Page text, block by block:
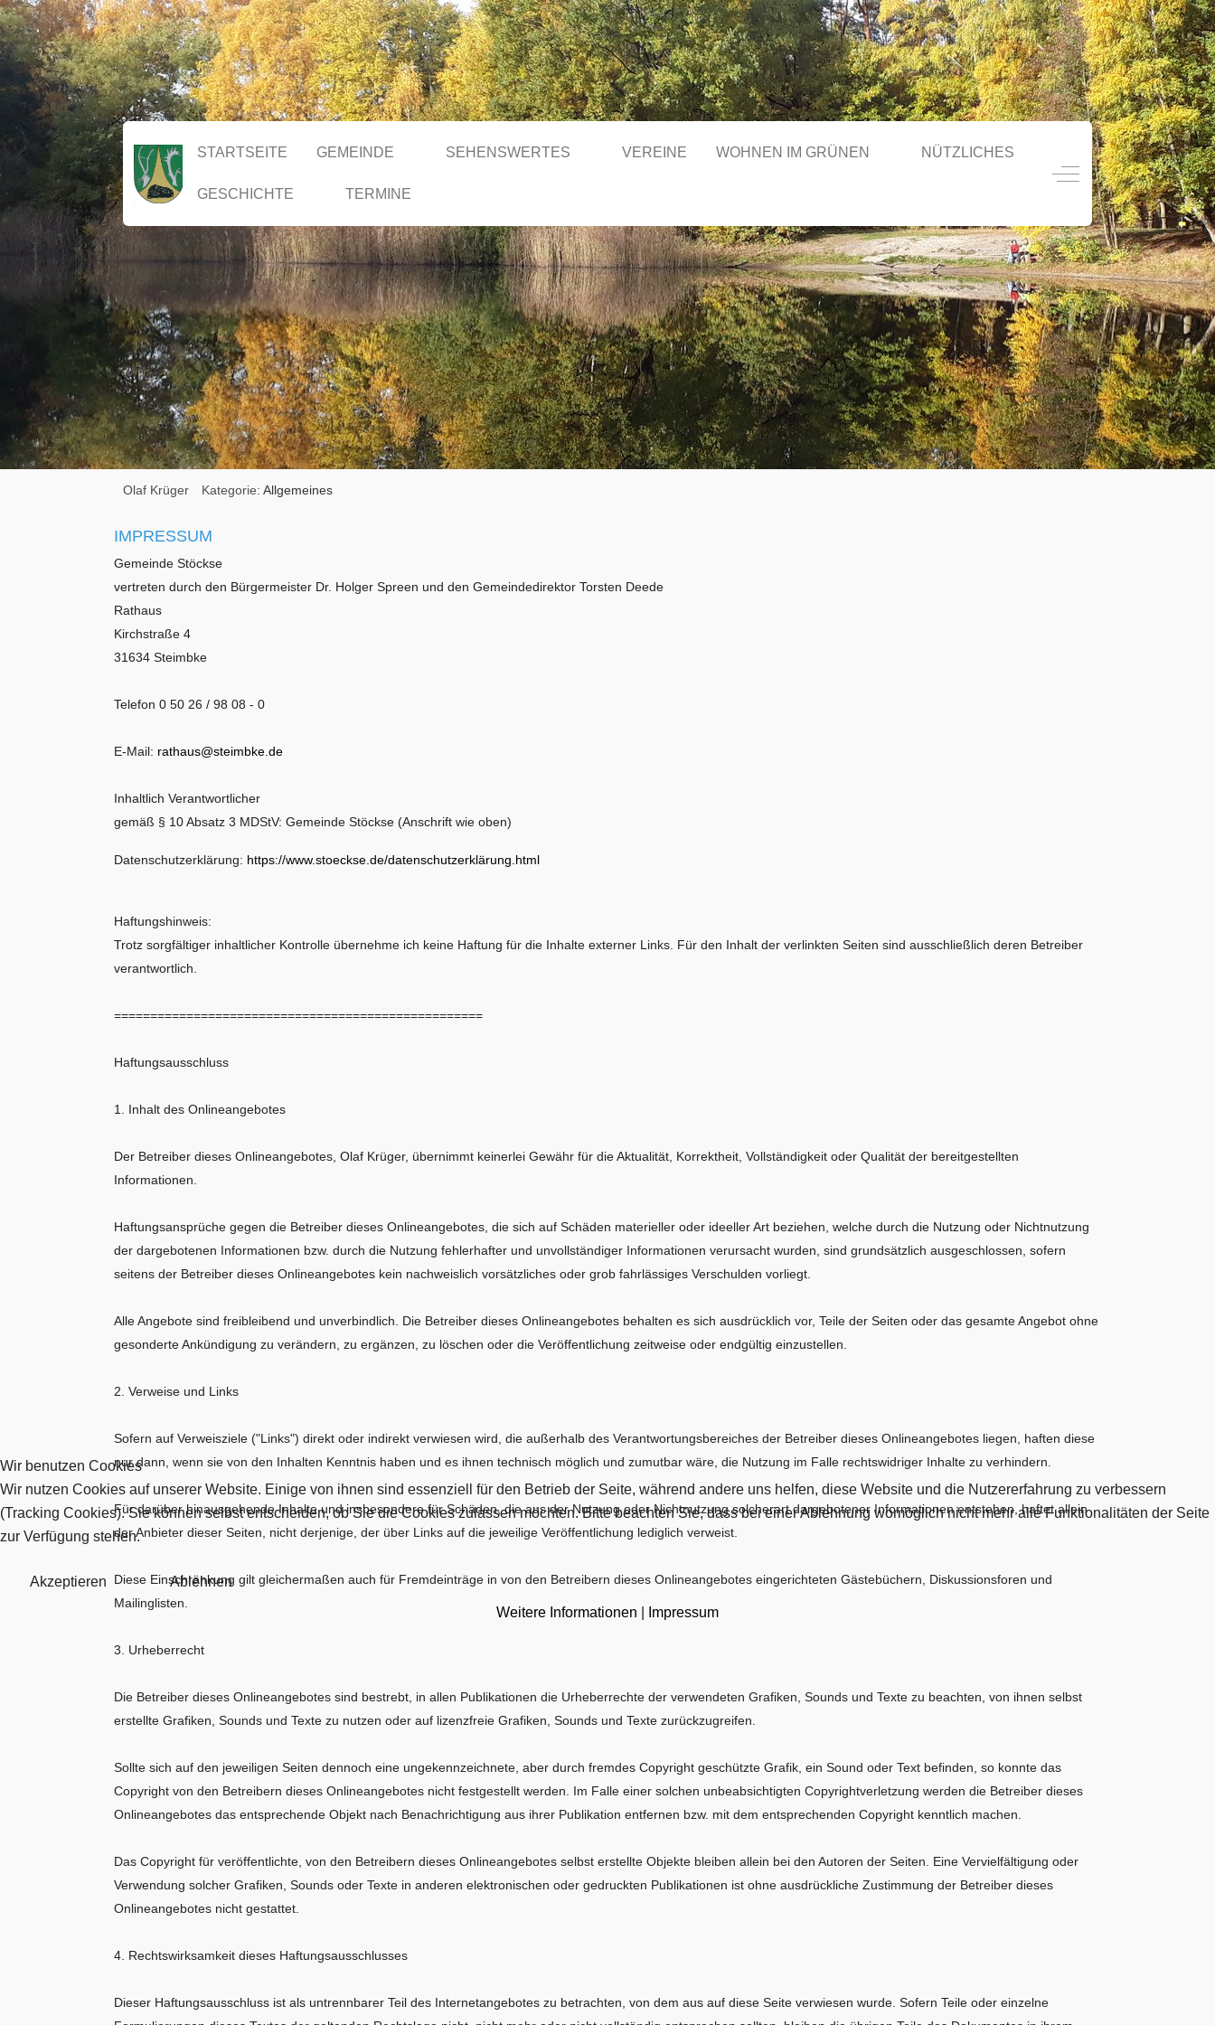
STARTSEITE GEMEINDE SEHENSWERTES VEREINE WOHNEN IM GRÜNEN NÜTZLICHES
GESCHICHTE TERMINE
Off-Canvas Toggle
Olaf Krüger Kategorie: Allgemeines
IMPRESSUM
Gemeinde Stöckse
vertreten durch den Bürgermeister Dr. Holger Spreen und den Gemeindedirektor Torsten Deede
Rathaus
Kirchstraße 4
31634 Steimbke
Telefon 0 50 26 / 98 08 - 0
E-Mail: rathaus@steimbke.de
Inhaltlich Verantwortlicher
gemäß § 10 Absatz 3 MDStV: Gemeinde Stöckse (Anschrift wie oben)
Datenschutzerklärung: https://www.stoeckse.de/datenschutzerklärung.html
Haftungshinweis:
Trotz sorgfältiger inhaltlicher Kontrolle übernehme ich keine Haftung für die Inhalte externer Links. Für den Inhalt der verlinkten Seiten sind ausschließlich deren Betreiber
verantwortlich.
===================================================
Haftungsausschluss
1. Inhalt des Onlineangebotes
Der Betreiber dieses Onlineangebotes, Olaf Krüger, übernimmt keinerlei Gewähr für die Aktualität, Korrektheit, Vollständigkeit oder Qualität der bereitgestellten
Informationen.
Haftungsansprüche gegen die Betreiber dieses Onlineangebotes, die sich auf Schäden materieller oder ideeller Art beziehen, welche durch die Nutzung oder Nichtnutzung
der dargebotenen Informationen bzw. durch die Nutzung fehlerhafter und unvollständiger Informationen verursacht wurden, sind grundsätzlich ausgeschlossen, sofern
seitens der Betreiber dieses Onlineangebotes kein nachweislich vorsätzliches oder grob fahrlässiges Verschulden vorliegt.
Alle Angebote sind freibleibend und unverbindlich. Die Betreiber dieses Onlineangebotes behalten es sich ausdrücklich vor, Teile der Seiten oder das gesamte Angebot ohne
gesonderte Ankündigung zu verändern, zu ergänzen, zu löschen oder die Veröffentlichung zeitweise oder endgültig einzustellen.
2. Verweise und Links
Sofern auf Verweisziele ("Links") direkt oder indirekt verwiesen wird, die außerhalb des Verantwortungsbereiches der Betreiber dieses Onlineangebotes liegen, haften diese
nur dann, wenn sie von den Inhalten Kenntnis haben und es ihnen technisch möglich und zumutbar wäre, die Nutzung im Falle rechtswidriger Inhalte zu verhindern.
Für darüber hinausgehende Inhalte und insbesondere für Schäden, die aus der Nutzung oder Nichtnutzung solcherart dargebotener Informationen entstehen, haftet allein
der Anbieter dieser Seiten, nicht derjenige, der über Links auf die jeweilige Veröffentlichung lediglich verweist.
Diese Einschränkung gilt gleichermaßen auch für Fremdeinträge in von den Betreibern dieses Onlineangebotes eingerichteten Gästebüchern, Diskussionsforen und
Mailinglisten.
3. Urheberrecht
Die Betreiber dieses Onlineangebotes sind bestrebt, in allen Publikationen die Urheberrechte der verwendeten Grafiken, Sounds und Texte zu beachten, von ihnen selbst
erstellte Grafiken, Sounds und Texte zu nutzen oder auf lizenzfreie Grafiken, Sounds und Texte zurückzugreifen.
Sollte sich auf den jeweiligen Seiten dennoch eine ungekennzeichnete, aber durch fremdes Copyright geschützte Grafik, ein Sound oder Text befinden, so konnte das
Copyright von den Betreibern dieses Onlineangebotes nicht festgestellt werden. Im Falle einer solchen unbeabsichtigten Copyrightverletzung werden die Betreiber dieses
Onlineangebotes das entsprechende Objekt nach Benachrichtigung aus ihrer Publikation entfernen bzw. mit dem entsprechenden Copyright kenntlich machen.
Das Copyright für veröffentlichte, von den Betreibern dieses Onlineangebotes selbst erstellte Objekte bleiben allein bei den Autoren der Seiten. Eine Vervielfältigung oder
Verwendung solcher Grafiken, Sounds oder Texte in anderen elektronischen oder gedruckten Publikationen ist ohne ausdrückliche Zustimmung der Betreiber dieses
Onlineangebotes nicht gestattet.
4. Rechtswirksamkeit dieses Haftungsausschlusses
Dieser Haftungsausschluss ist als untrennbarer Teil des Internetangebotes zu betrachten, von dem aus auf diese Seite verwiesen wurde. Sofern Teile oder einzelne
Wir benutzen Cookies
Wir nutzen Cookies auf unserer Website. Einige von ihnen sind essenziell für den Betrieb der Seite, während andere uns helfen, diese Website und die Nutzererfahrung zu verbessern
(Tracking Cookies). Sie können selbst entscheiden, ob Sie die Cookies zulassen möchten. Bitte beachten Sie, dass bei einer Ablehnung womöglich nicht mehr alle Funktionalitäten der Seite
zur Verfügung stehen.
Akzeptieren
Ablehnen
Weitere Informationen
Impressum